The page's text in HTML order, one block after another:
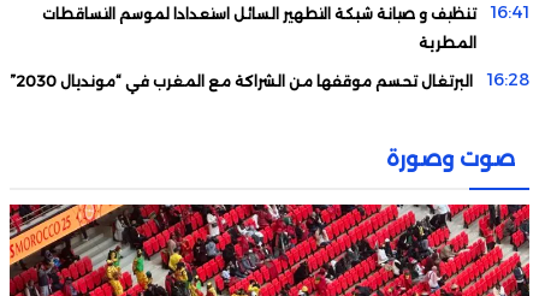
16:41
تنظيف و صيانة شبكة التطهير السائل استعدادا لموسم التساقطات
المطرية
16:28 البرتغال تحسم موقفها من الشراكة مع المغرب في “مونديال 2030”
12:19
إلغاء العقوبات المفروضة على صامويل إيتو بعد مباراة المغرب
والكاميرون
11:12 تطور جديد في قضية الفيديو الذي أشعل طنجة
صوت وصورة